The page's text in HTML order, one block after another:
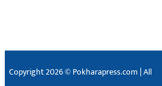
Copyright 2026 © Pokharapress.com | All